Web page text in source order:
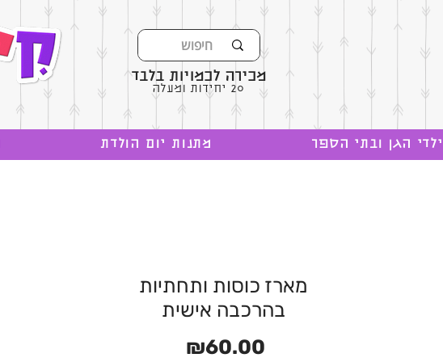
מכירה לכמויות בלבד
20 יחידות ומעלה
הגן ובתי הספר מתנות יום הולדת
מארז כוסות ותחתיות
בהרכבה אישית
₪60.00